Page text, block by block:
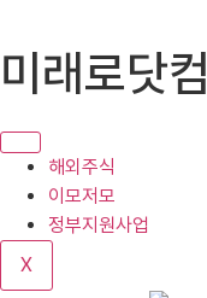
텐
로
기
미래로닷컴
해외주식
이모저모
정부지원사업
X